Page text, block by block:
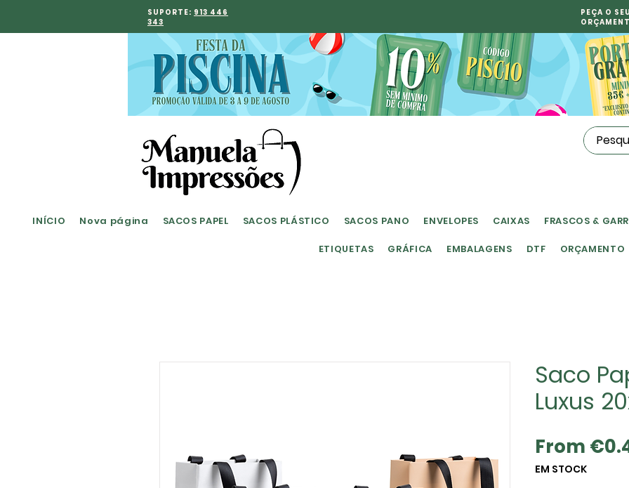
SUPORTE: 913 446
343
PEÇA O
INÍCIO Nova página SACOS PAPEL SACOS PLÁSTICO SACOS PANO ENVELOPES CAIXAS FRASCOS &
ETIQUETAS GRÁFICA EMBALAGENS DTF ORÇAMENTO
Saco
Luxus
From
EM STOCK